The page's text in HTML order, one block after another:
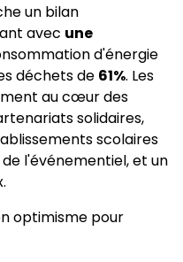
un bilan
avec une
d'énergie
déchets de 61%. Les
au cœur des
solidaires,
scolaires
l'événementiel, et un
optimisme pour